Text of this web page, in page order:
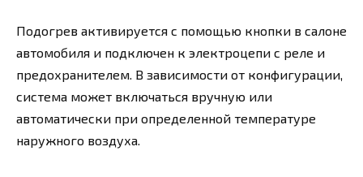
Подогрев активируется с помощью кнопки в салоне
автомобиля и подключен к электроцепи с реле и
предохранителем. В зависимости от конфигурации,
система может включаться вручную или
автоматически при определенной температуре
наружного воздуха.